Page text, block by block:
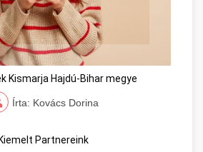
Kismarja Hajdú-Bihar megye
Írta: Kovács Dorina
Kiemelt Partnereink